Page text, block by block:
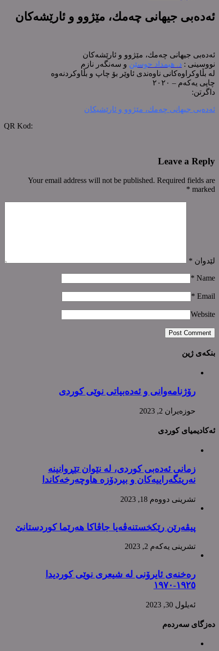
ئەدەبی جیهانی چەمك، مێژوو و ئارێشەکان
ئەدەبی جیهانی چەمك، مێژوو و ئارێشەکان
نووسینی : د. هیمداد حوسێن و سەنگەر نازم
لە بڵاوکراوەکانی ناوەندی ئاوێر بۆ چاپ و بڵاوکردنەوە
چاپی یەکەم – ٢٠٢٠
داگرتن:
ئەدەبی جیهانی چەمك، مێژوو و ئارێشيکان
QR Kod:
Leave a Reply
Your email address will not be published. Required fields are
marked
*
لێدوان *
Name
*
Email
*
Website
بنکەی ژین
رۆژنامەوانی و ئەدەبیاتی نوێی کوردی
حوزه‌یران 2, 2023
ئەکادیمیای کوردی
زمانی ئەدەبی کوردی، لە نێوان تێڕوانینە
نەریتگەراییەکان و بیردۆزە هاوچەرخەکاندا
تشرینی دووه‌م 18, 2023
پیڤەرێن رێکخستنەڤەیا جاڤاکا هەرێما کوردستانێ
تشرینی یه‌كه‌م 2, 2023
رەخنەی ئایرۆنی لە شیعری نوێی کوردیدا
١٩٢٥-١٩٧٠
ئه‌یلول 30, 2023
دەزگای سەردەم